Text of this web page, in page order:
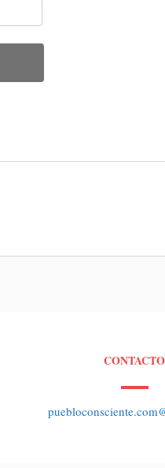
CONTACTO